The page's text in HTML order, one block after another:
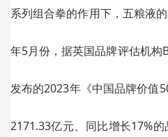
系列组合拳的作用下，五粮液
年5月份，据英国品牌评估机构
发布的2023年《中国品牌价值
2171.33亿元、同比增长17%